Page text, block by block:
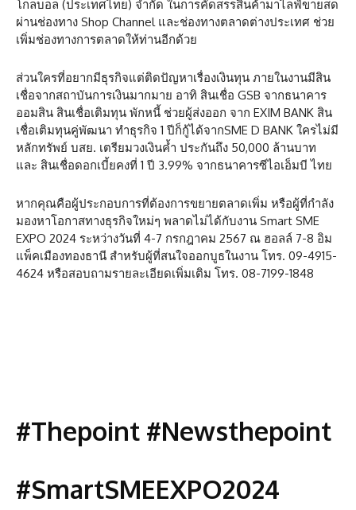
โกลบอล (ประเทศไทย) จำกัด ในการคัดสรรสินค้ามาไลฟ์ขายสด
ผ่านช่องทาง Shop Channel และช่องทางตลาดต่างประเทศ ช่วย
เพิ่มช่องทางการตลาดให้ท่านอีกด้วย
ส่วนใครที่อยากมีธุรกิจแต่ติดปัญหาเรื่องเงินทุน ภายในงานมีสิน
เชื่อจากสถาบันการเงินมากมาย อาทิ สินเชื่อ GSB จากธนาคาร
ออมสิน สินเชื่อเติมทุน พักหนี้ ช่วยผู้ส่งออก จาก EXIM BANK สิน
เชื่อเติมทุนคู่พัฒนา ทำธุรกิจ 1 ปีก็กู้ได้จากSME D BANK ใครไม่มี
หลักทรัพย์ บสย. เตรียมวงเงินค้ำ ประกันถึง 50,000 ล้านบาท
และ สินเชื่อดอกเบี้ยคงที่ 1 ปี 3.99% จากธนาคารซีไอเอ็มบี ไทย
หากคุณคือผู้ประกอบการที่ต้องการขยายตลาดเพิ่ม หรือผู้ที่กำลัง
มองหาโอกาสทางธุรกิจใหม่ๆ พลาดไม่ได้กับงาน Smart SME
EXPO 2024 ระหว่างวันที่ 4-7 กรกฎาคม 2567 ณ ฮอลล์ 7-8 อิม
แพ็คเมืองทองธานี สำหรับผู้ที่สนใจออกบูธในงาน โทร. 09-4915-
4624 หรือสอบถามรายละเอียดเพิ่มเติม โทร. 08-7199-1848
#Thepoint #Newsthepoint
#SmartSMEEXPO2024